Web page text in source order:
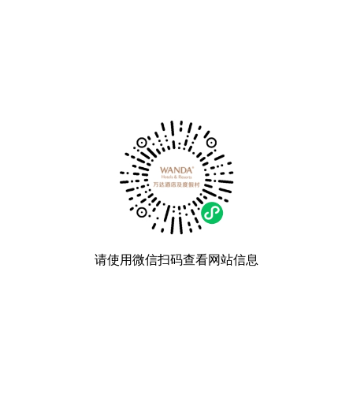
请使用微信扫码查看网站信息